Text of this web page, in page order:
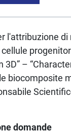
l'attribuzione
cellule
3D” –
biocomposite
domande